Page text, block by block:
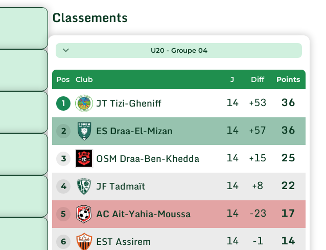
Classements
U20 - Groupe 04
Pos Club J Diff Points
1 JT Tizi-Gheniff 14 +53 36
2 ES Draa-El-Mizan 14 +57 36
3 OSM Draa-Ben-Khedda 14 +15 25
4 JF Tadmaït 14 +8 22
5 AC Ait-Yahia-Moussa 14 -23 17
6 EST Assirem 14 -1 14